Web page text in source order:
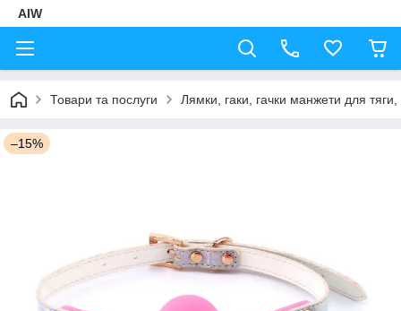
AIW
Товари та послуги Лямки, гаки, гачки манжети для
–15%